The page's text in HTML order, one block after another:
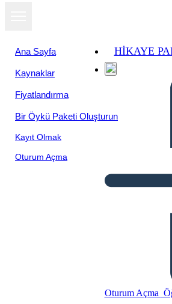
Ana Sayfa
Kaynaklar
Fiyatlandırma
Bir Öykü Paketi Oluşturun
Kayıt Olmak
Oturum Açma
HIKAYE
Oturum Açma
Uzun Yol
Çizim